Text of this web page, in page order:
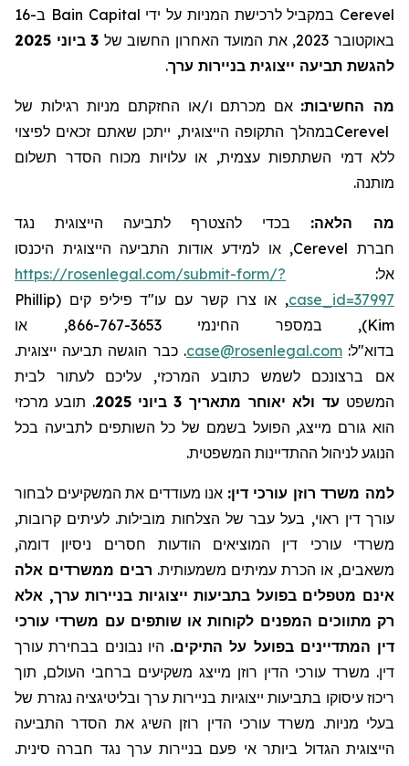
Cerevel במקביל לרכישת המניות על ידי Bain Capital ב-16
באוקטובר 2023
,את המועד האחרון החשוב של 3 ביוני 2025
להגשת תביעה ייצוגית בניירות ערך.
מה החשיבות: אם מכרתם ו/או החזקתם מניות רגילות של
Cerevelבמהלך התקופה הייצוגית, ייתכן שאתם זכאים לפיצוי
ללא דמי השתתפות עצמית, או עלויות מכוח הסדר תשלום
מותנה.
מה הלאה: בכדי להצטרף לתביעה הייצוגית נגד
חברת Cerevel, או למידע אודות התביעה הייצוגית היכנסו
אל: https://rosenlegal.com/submit-form/?
case_id=37997, או צרו קשר עם עו"ד פיליפ קים (Phillip
Kim
), במספר החינמי 866-767-3653, או
בדוא"ל:case@rosenlegal.com. כבר הוגשה תביעה ייצוגית.
אם ברצונכם לשמש כתובע המרכזי, עליכם לעתור לבית
המשפט עד ולא יאוחר מתאריך 3 ביוני 2025
. תובע מרכזי
הוא גורם מייצג, הפועל בשמם של כל השותפים לתביעה בכל
הנוגע לניהול ההתדיינות המשפטית.
למה משרד רוזן עורכי דין: אנו מעודדים את המשקיעים לבחור
עורך דין ראוי, בעל עבר של הצלחות מובילות. לעיתים קרובות,
משרדי עורכי דין המוציאים הודעות חסרים ניסיון דומה,
משאבים, או הכרת עמיתים משמעותית. רבים ממשרדים אלה
אינם מטפלים בפועל בתביעות ייצוגיות בניירות ערך, אלא
רק מתווכים המפנים לקוחות או שותפים עם משרדי עורכי
דין המתדיינים בפועל על התיקים. היו נבונים בבחירת עורך
דין. משרד עורכי הדין רוזן מייצג משקיעים ברחבי העולם, תוך
ריכוז עיסוקו בתביעות ייצוגיות בניירות ערך ובליטיגציה נגזרת של
בעלי מניות. משרד עורכי הדין רוזן השיג את הסדר התביעה
הייצוגית הגדול ביותר אי פעם בניירות ערך נגד חברה סינית.